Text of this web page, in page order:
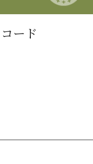
ード